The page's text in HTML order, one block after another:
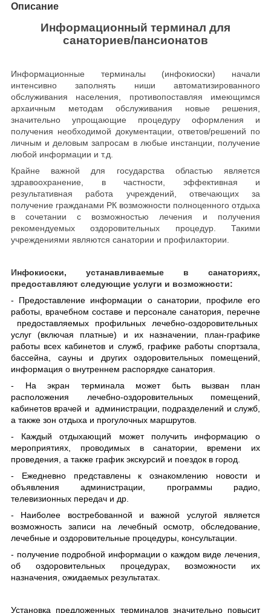
Описание
Информационный терминал для
санаториев/пансионатов
Информационные терминалы (инфокиоски) начали
интенсивно заполнять ниши автоматизированного
обслуживания населения, противопоставляя имеющимся
архаичным методам обслуживания новые решения,
значительно упрощающие процедуру оформления и
получения необходимой документации, ответов/решений по
личным и деловым запросам в любые инстанции, получение
любой информации и т.д.
Крайне важной для государства областью является
здравоохранение, в частности, эффективная и
результативная работа учреждений, отвечающих за
получение гражданами РК возможности полноценного отдыха
в сочетании с возможностью лечения и получения
рекомендуемых оздоровительных процедур. Такими
учреждениями являются санатории и профилактории.
Инфокиоски, устанавливаемые в санаториях,
предоставляют следующие услуги и возможности:
- Предоставление информации о санатории, профиле его
работы, врачебном составе и персонале санатория, перечне
предоставляемых профильных лечебно-оздоровительных
услуг (включая платные) и их назначении, план-графике
работы всех кабинетов и служб, графике работы спортзала,
бассейна, сауны и других оздоровительных помещений,
информация о внутреннем распорядке санатория.
- На экран терминала может быть вызван план
расположения
лечебно-оздоровительных помещений,
кабинетов врачей и администрации, подразделений и служб,
а также зон отдыха и прогулочных маршрутов.
- Каждый отдыхающий может получить информацию о
мероприятиях, проводимых в санатории, времени их
проведения, а также график экскурсий и поездок в город.
- Ежедневно представлены к ознакомлению новости и
объявления администрации, программы радио,
телевизионных передач и др.
- Наиболее востребованной и важной услугой является
возможность записи на лечебный осмотр, обследование,
лечебные и оздоровительные процедуры, консультации.
- получение подробной информации о каждом виде лечения,
об оздоровительных процедурах, возможности их
назначения, ожидаемых результатах.
Установка предложенных терминалов значительно повысит